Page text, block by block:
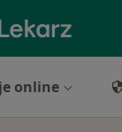
online